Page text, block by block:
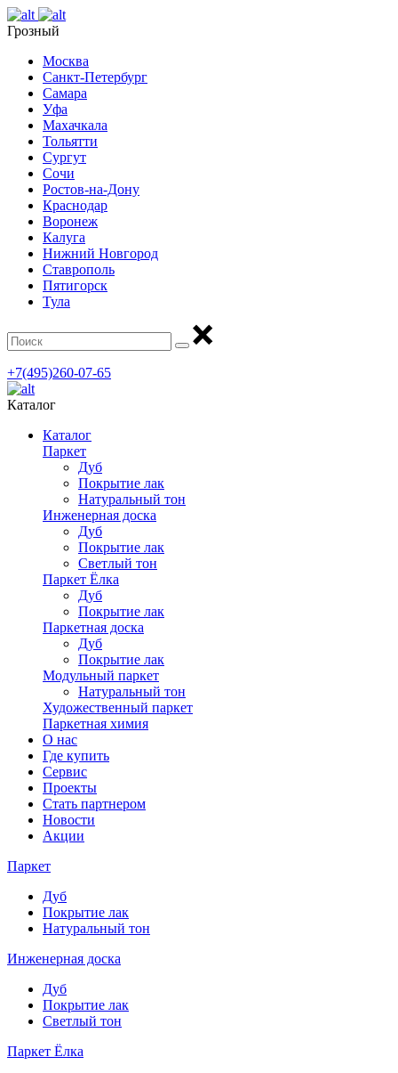
Грозный
Москва
Санкт-Петербург
Самара
Уфа
Махачкала
Тольятти
Сургут
Сочи
Ростов-на-Дону
Краснодар
Воронеж
Калуга
Нижний Новгород
Ставрополь
Пятигорск
Тула
+7(495)260-07-65
Каталог
Каталог
Паркет
Дуб
Покрытие лак
Натуральный тон
Инженерная доска
Дуб
Покрытие лак
Светлый тон
Паркет Ёлка
Дуб
Покрытие лак
Паркетная доска
Дуб
Покрытие лак
Модульный паркет
Натуральный тон
Художественный паркет
Паркетная химия
О нас
Где купить
Сервис
Проекты
Стать партнером
Новости
Акции
Паркет
Дуб
Покрытие лак
Натуральный тон
Инженерная доска
Дуб
Покрытие лак
Светлый тон
Паркет Ёлка